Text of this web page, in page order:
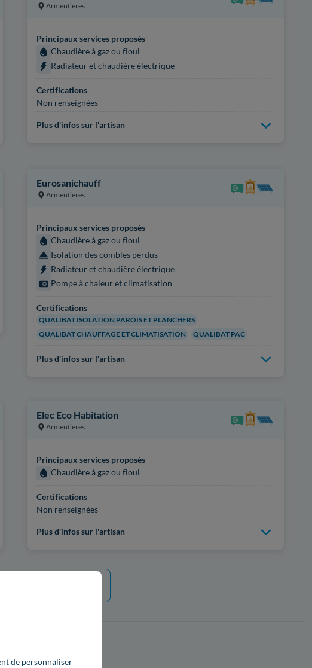
de personnaliser
Armentières
Principaux services proposés
Chaudière à gaz ou fioul
Radiateur et chaudière électrique
Certifications
Non renseignées
Plus d'infos sur l'artisan
Eurosanichauff
Armentières
Principaux services proposés
Chaudière à gaz ou fioul
Isolation des combles perdus
Radiateur et chaudière électrique
Pompe à chaleur et climatisation
Certifications
QUALIBAT ISOLATION PAROIS ET PLANCHERS
QUALIBAT CHAUFFAGE ET CLIMATISATION
QUALIBAT PAC
Plus d'infos sur l'artisan
Elec Eco Habitation
Armentières
Principaux services proposés
Chaudière à gaz ou fioul
Certifications
Non renseignées
Plus d'infos sur l'artisan